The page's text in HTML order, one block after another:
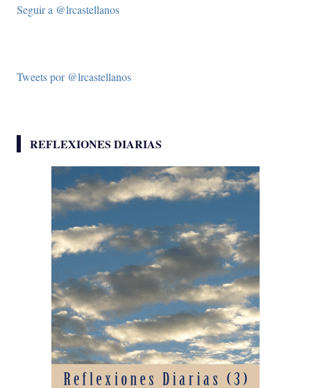
Seguir a @lrcastellanos
Tweets por @lrcastellanos
REFLEXIONES DIARIAS